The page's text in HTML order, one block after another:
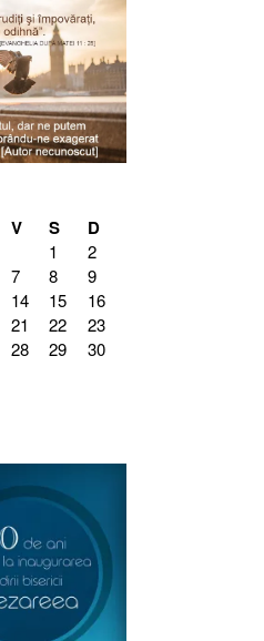
V S D
1
2
7 8
9
14 15
16
21 22
23
28 29
30